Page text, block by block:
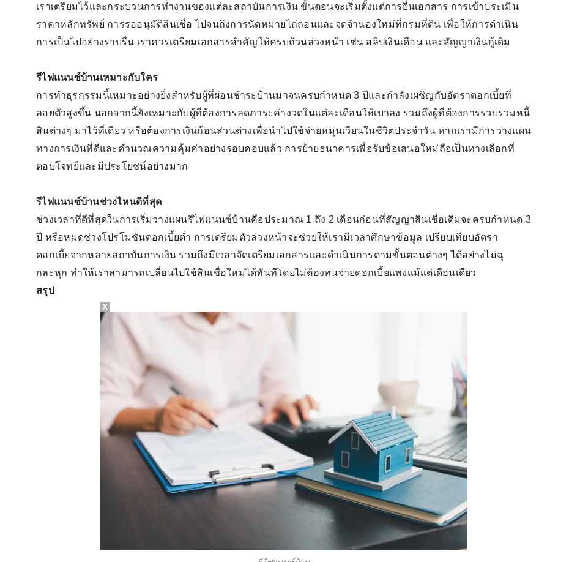
เราเตรียมไว้และกระบวนการทำงานของแต่ละสถาบันการเงิน ขั้นตอนจะเริ่มตั้งแต่การยื่นเอกสาร การเข้าประเมิน
ราคาหลักทรัพย์ การรออนุมัติสินเชื่อ ไปจนถึงการนัดหมายไถ่ถอนและจดจำนองใหม่ที่กรมที่ดิน เพื่อให้การดำเนิน
การเป็นไปอย่างราบรื่น เราควรเตรียมเอกสารสำคัญให้ครบถ้วนล่วงหน้า เช่น สลิปเงินเดือน และสัญญาเงินกู้เดิม
รีไฟแนนซ์บ้านเหมาะกับใคร
การทำธุรกรรมนี้เหมาะอย่างยิ่งสำหรับผู้ที่ผ่อนชำระบ้านมาจนครบกำหนด 3 ปีและกำลังเผชิญกับอัตราดอกเบี้ยที่
ลอยตัวสูงขึ้น นอกจากนี้ยังเหมาะกับผู้ที่ต้องการลดภาระค่างวดในแต่ละเดือนให้เบาลง รวมถึงผู้ที่ต้องการรวบรวมหนี้
สินต่างๆ มาไว้ที่เดียว หรือต้องการเงินก้อนส่วนต่างเพื่อนำไปใช้จ่ายหมุนเวียนในชีวิตประจำวัน หากเรามีการวางแผน
ทางการเงินที่ดีและคำนวณความคุ้มค่าอย่างรอบคอบแล้ว การย้ายธนาคารเพื่อรับข้อเสนอใหม่ถือเป็นทางเลือกที่
ตอบโจทย์และมีประโยชน์อย่างมาก
รีไฟแนนซ์บ้านช่วงไหนดีที่สุด
ช่วงเวลาที่ดีที่สุดในการเริ่มวางแผนรีไฟแนนซ์บ้านคือประมาณ 1 ถึง 2 เดือนก่อนที่สัญญาสินเชื่อเดิมจะครบกำหนด 3
ปี หรือหมดช่วงโปรโมชันดอกเบี้ยต่ำ การเตรียมตัวล่วงหน้าจะช่วยให้เรามีเวลาศึกษาข้อมูล เปรียบเทียบอัตรา
ดอกเบี้ยจากหลายสถาบันการเงิน รวมถึงมีเวลาจัดเตรียมเอกสารและดำเนินการตามขั้นตอนต่างๆ ได้อย่างไม่ฉุ
กละหุก ทำให้เราสามารถเปลี่ยนไปใช้สินเชื่อใหม่ได้ทันทีโดยไม่ต้องทนจ่ายดอกเบี้ยแพงแม้แต่เดือนเดียว
สรุป
X